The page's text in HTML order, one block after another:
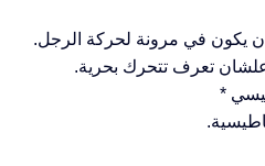
يكون في مرونة لحركة الرجل.
تعرف تتحرك بحرية.
*